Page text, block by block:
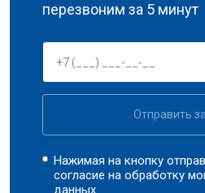
перезвоним за 5 минут
Отправить
Нажимая на кнопку
согласие на обработку
данных.